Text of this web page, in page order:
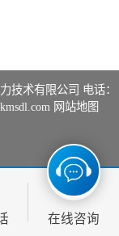
技术有限公司 电话：
网站地图
在线咨询